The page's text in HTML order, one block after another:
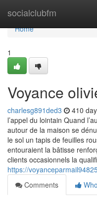
socialclubfm
Home
Home
1
Voyance
charlesg891ded3 410
l’appel du lointain Quand
autour de la maison se
le sol un tapis de feuilles
entouraient la bâtisse
clients occasionnels la
https://
Comments